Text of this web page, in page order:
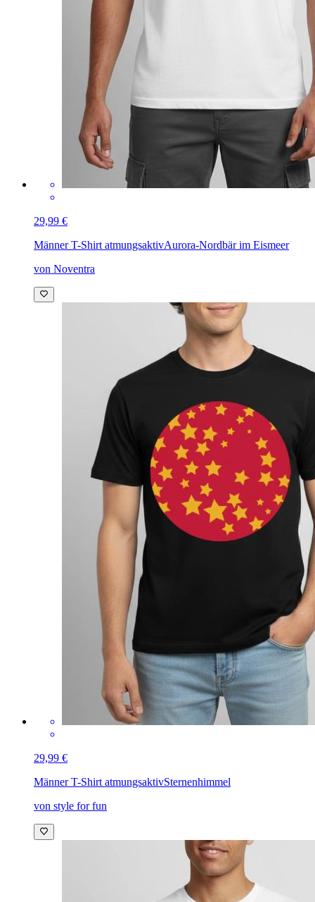
29,99 €
Männer T-Shirt atmungsaktivAurora-Nordbär im Eismeer
von Noventra
29,99 €
Männer T-Shirt atmungsaktivSternenhimmel
von style for fun